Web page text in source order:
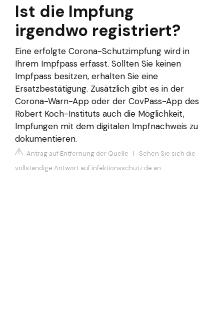
Ist die Impfung
irgendwo registriert?
Eine erfolgte Corona-Schutzimpfung wird in
Ihrem Impfpass erfasst. Sollten Sie keinen
Impfpass besitzen, erhalten Sie eine
Ersatzbestätigung. Zusätzlich gibt es in der
Corona-Warn-App oder der CovPass-App des
Robert Koch-Instituts auch die Möglichkeit,
Impfungen mit dem digitalen Impfnachweis zu
dokumentieren.
Antrag auf Entfernung der Quelle | Sehen Sie sich die
vollständige Antwort auf infektionsschutz.de an